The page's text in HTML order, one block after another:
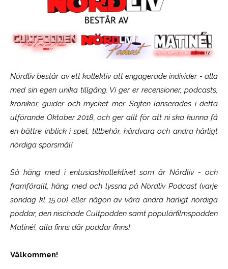
Nördliv består av ett kollektiv att engagerade individer - alla
med sin egen unika tillgång. Vi ger er recensioner, podcasts,
krönikor, guider och mycket mer. Sajten lanserades i detta
utförande Oktober 2018, och ger allt för att ni ska kunna få
en bättre inblick i spel, tillbehör, hårdvara och andra härligt
nördiga spörsmål!
Så häng med i entusiastkollektivet som ärNördliv- och
framförallt, häng med och lyssna på Nördliv Podcast (varje
söndag kl 15.00) eller någon av våra andra härligt nördiga
poddar, den nischade Cultpodden samt populärfilmspodden
Matiné!; alla finns där poddar finns!
Välkommen!